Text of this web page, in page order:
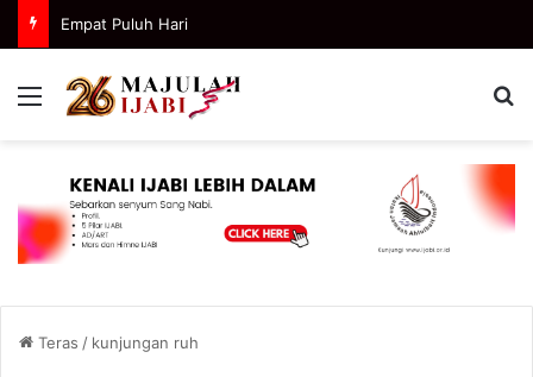
Empat Puluh Hari
Menu
Teras / kunjungan ruh